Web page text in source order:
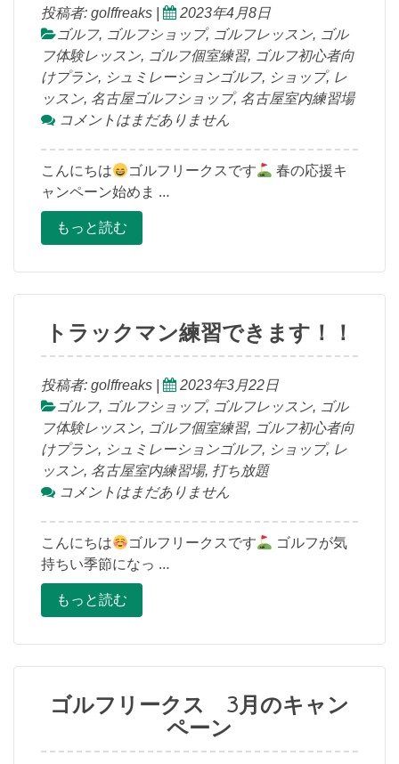
投稿者: golffreaks
2023年4月8日
ゴルフ, ゴルフショップ, ゴルフレッスン, ゴル
フ体験レッスン, ゴルフ個室練習, ゴルフ初心者向
けプラン, シュミレーションゴルフ, ショップ, レ
ッスン, 名古屋ゴルフショップ, 名古屋室内練習場
コメントはまだありません
こんにちは ゴルフリークスです
春の応援キ
ャンペーン始めま …
もっと読む
トラックマン練習できます！！
投稿者: golffreaks
2023年3月22日
ゴルフ, ゴルフショップ, ゴルフレッスン, ゴル
フ体験レッスン, ゴルフ個室練習, ゴルフ初心者向
けプラン, シュミレーションゴルフ, ショップ, レ
ッスン, 名古屋室内練習場, 打ち放題
コメントはまだありません
こんにちは ゴルフリークスです
ゴルフが気
持ちい季節になっ …
もっと読む
ゴルフリークス 3月のキャン
ペーン